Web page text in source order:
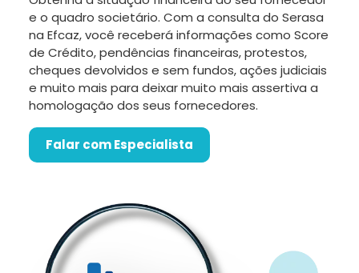
e o quadro societário. Com a consulta do Serasa
na Efcaz, você receberá informações como Score
de Crédito, pendências financeiras, protestos,
cheques devolvidos e sem fundos, ações judiciais
e muito mais para deixar muito mais assertiva a
homologação dos seus fornecedores.
Falar com Especialista